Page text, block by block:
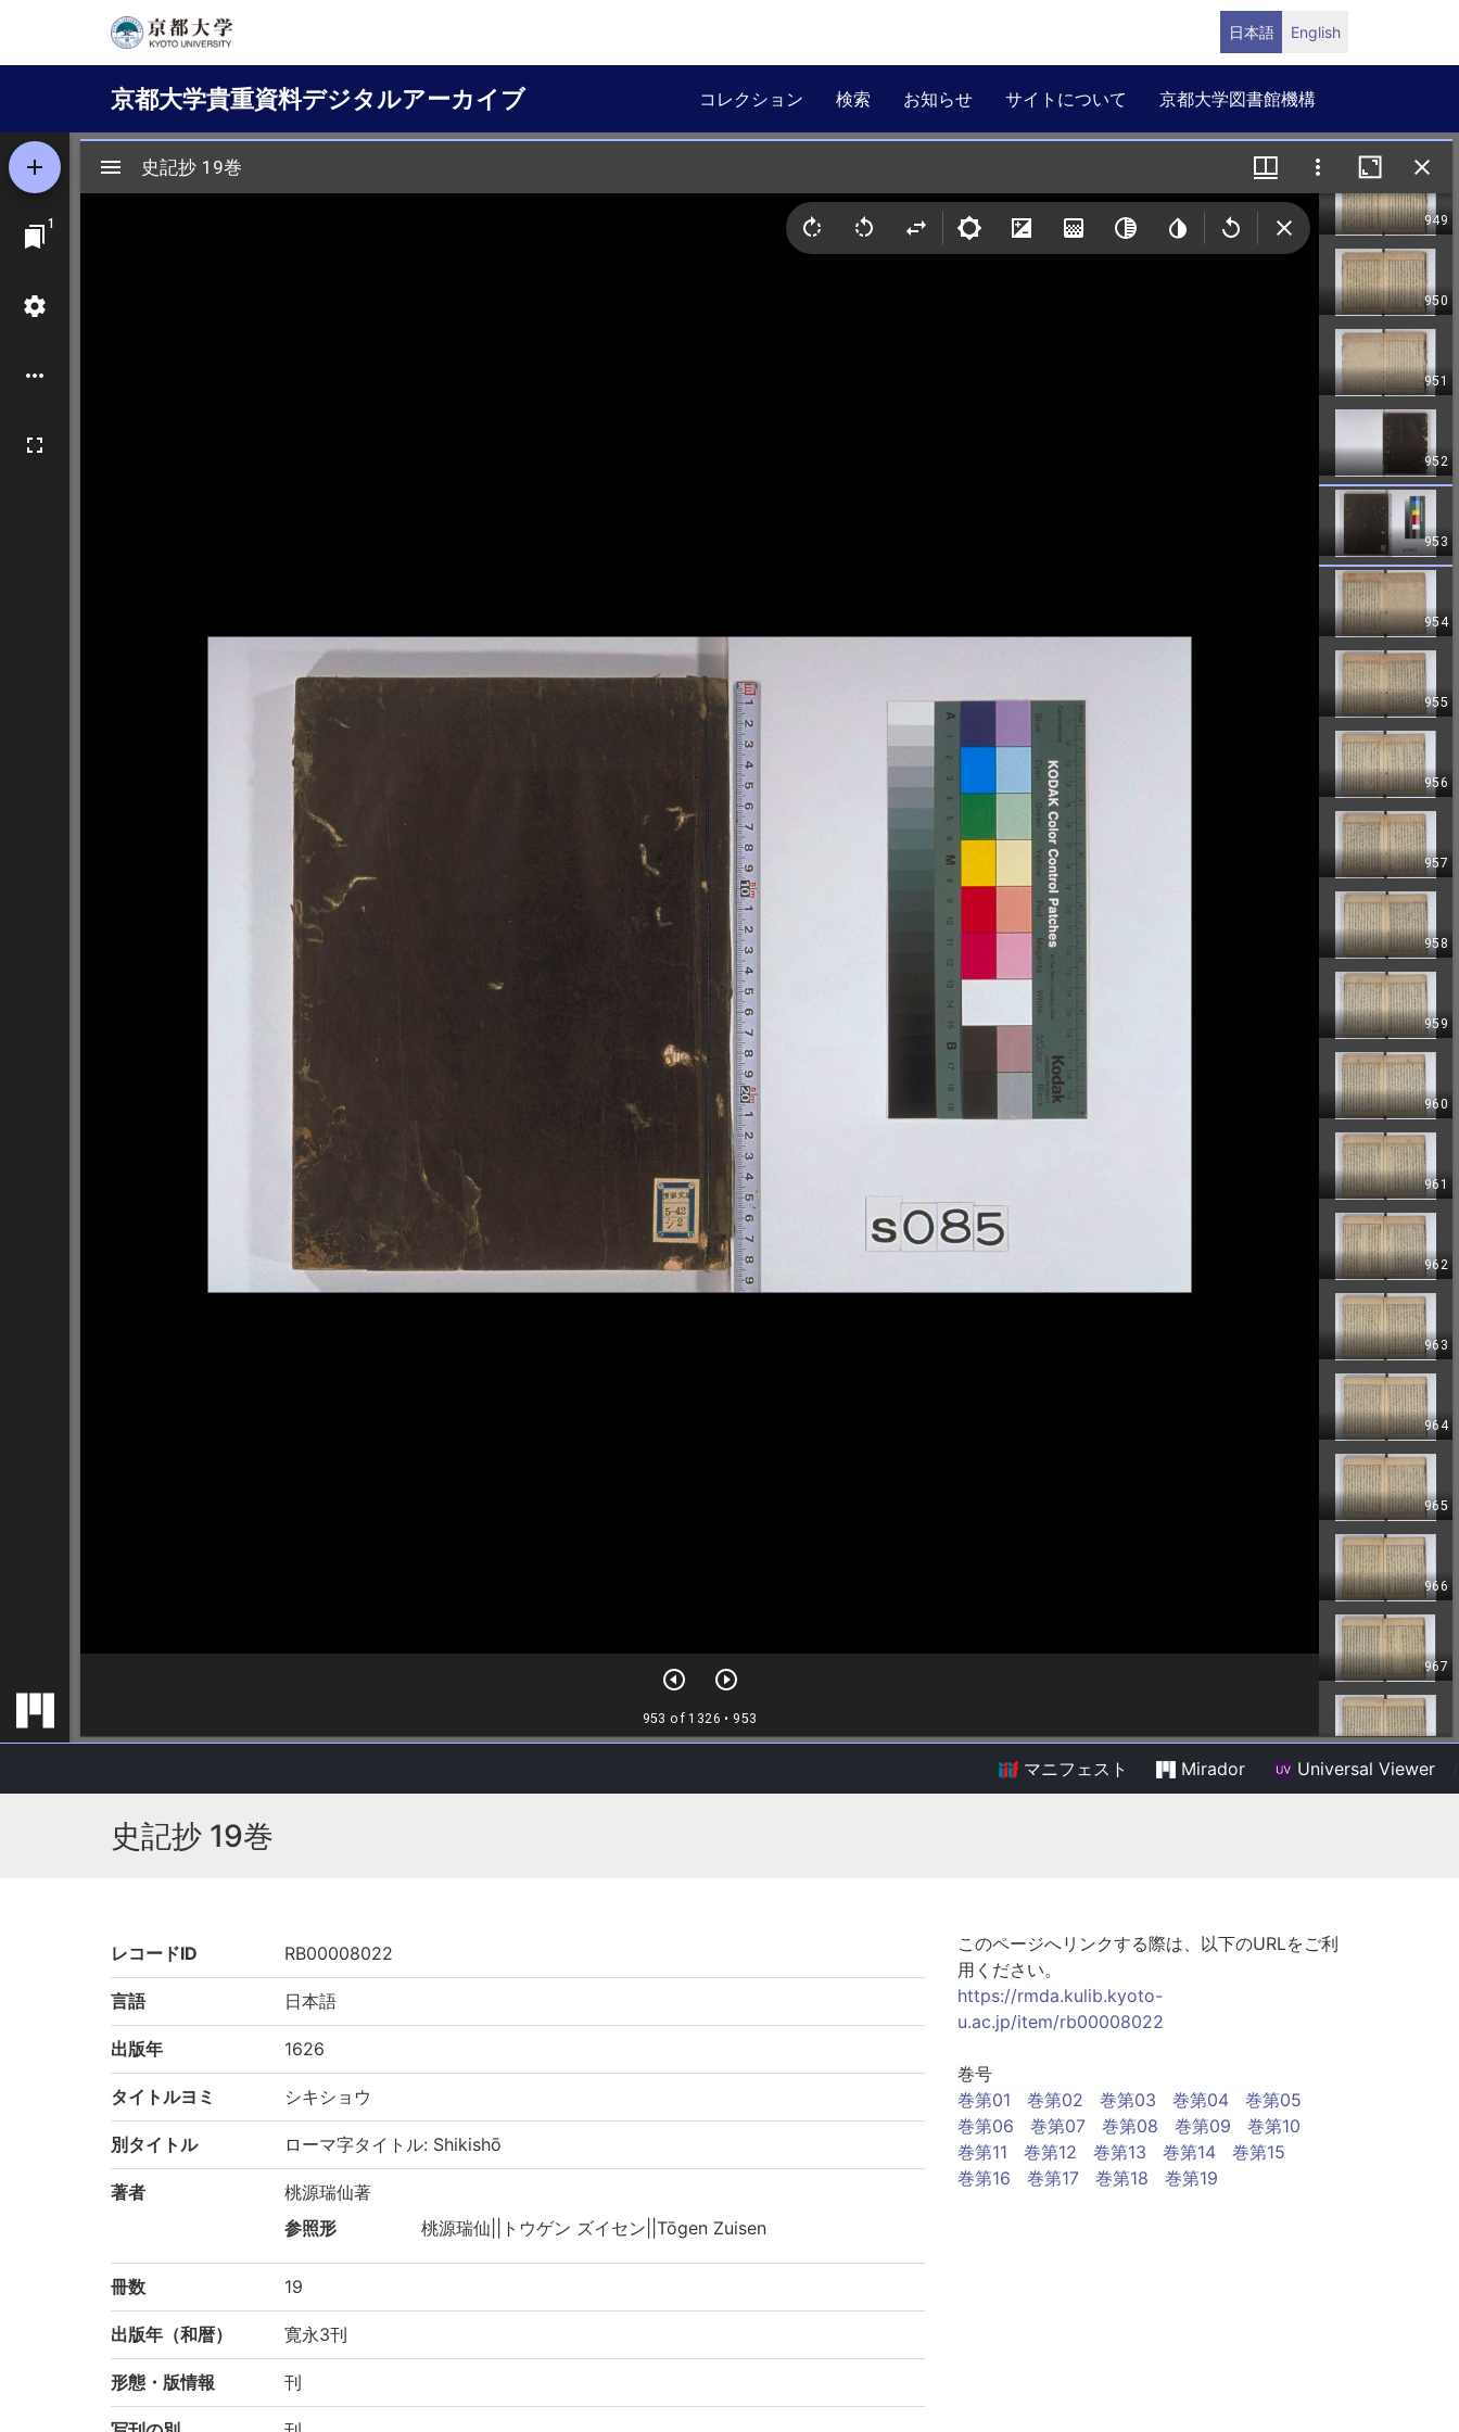
ン
テ
ン
日本語 English
京都大学貴重資料デジタルアーカイブ
Main
navigation
コレクション 検索 お知らせ サイトについて 京都大学図書館機構
マニフェスト Mirador Universal Viewer
史記抄 19巻
レコードID RB00008022
言語 日本語
出版年 1626
タイトルヨミ シキショウ
別タイトル ローマ字タイトル: Shikishō
著者
桃源瑞仙著
参照形
桃源瑞仙||トウゲン ズイセン||Tōgen Zuisen
冊数 19
出版年（和暦） 寛永3刊
形態・版情報 刊
このページへリンクする際は、以下のURLをご利
用ください。
https://rmda.kulib.kyoto-
u.ac.jp/item/rb00008022
巻号
巻第01
巻第02 巻第03 巻第04
巻第05
巻第06
巻第07 巻第08 巻第09
巻第10
巻第11
巻第12 巻第13 巻第14
巻第15
巻第16
巻第17 巻第18 巻第19